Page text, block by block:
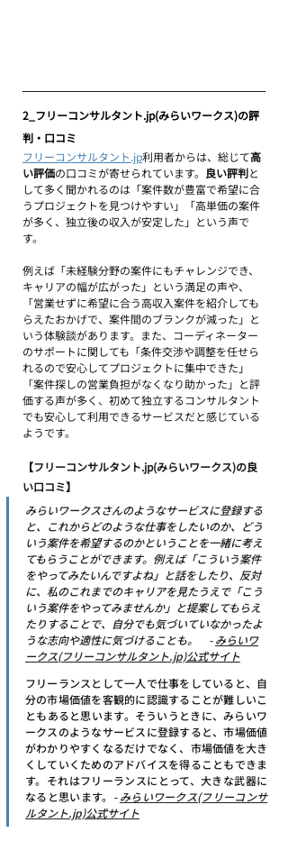
2_フリーコンサルタント.jp(みらいワークス)の評
判・口コミ
フリーコンサルタント.jp利用者からは、総じて高
い評価の口コミが寄せられています。 良い評判と
して多く聞かれるのは「案件数が豊富で希望に合
うプロジェクトを見つけやすい」「高単価の案件
が多く、独立後の収入が安定した」という声で
す。
例えば「未経験分野の案件にもチャレンジでき、
キャリアの幅が広がった」という満足の声や、
「営業せずに希望に合う高収入案件を紹介しても
らえたおかげで、案件間のブランクが減った」と
いう体験談があります。また、コーディネーター
のサポートに関しても「条件交渉や調整を任せら
れるので安心してプロジェクトに集中できた」
「案件探しの営業負担がなくなり助かった」と評
価する声が多く、初めて独立するコンサルタント
でも安心して利用できるサービスだと感じている
ようです。
【フリーコンサルタント.jp(みらいワークス)の良
い口コミ】
みらいワークスさんのようなサービスに登録する
と、これからどのような仕事をしたいのか、どう
いう案件を希望するのかということを一緒に考え
てもらうことができます。例えば「こういう案件
をやってみたいんですよね」と話をしたり、反対
に、私のこれまでのキャリアを見たうえで「こう
いう案件をやってみませんか」と提案してもらえ
たりすることで、自分でも気づいていなかったよ
うな志向や適性に気づけることも。　- みらいワ
ークス(フリーコンサルタント.jp)公式サイト
フリーランスとして一人で仕事をしていると、自
分の市場価値を客観的に認識することが難しいこ
ともあると思います。そういうときに、みらいワ
ークスのようなサービスに登録すると、市場価値
がわかりやすくなるだけでなく、市場価値を大き
くしていくためのアドバイスを得ることもできま
す。それはフリーランスにとって、大きな武器に
なると思います。 - みらいワークス(フリーコンサ
ルタント.jp)公式サイト